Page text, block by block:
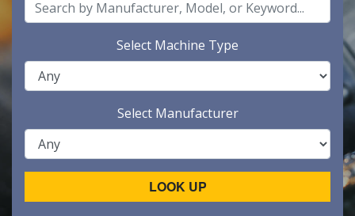
Select Machine Type
Select Manufacturer
LOOK UP